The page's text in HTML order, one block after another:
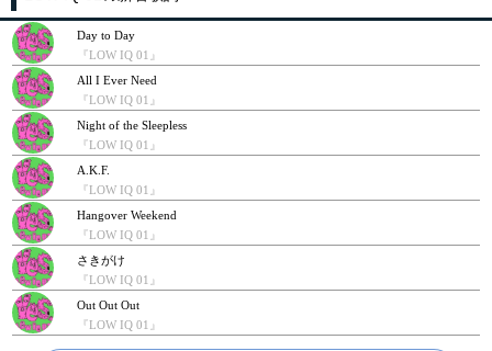
Day to Day
『LOW IQ 01』
All I Ever Need
『LOW IQ 01』
Night of the Sleepless
『LOW IQ 01』
A.K.F.
『LOW IQ 01』
Hangover Weekend
『LOW IQ 01』
さきがけ
『LOW IQ 01』
Out Out Out
『LOW IQ 01』